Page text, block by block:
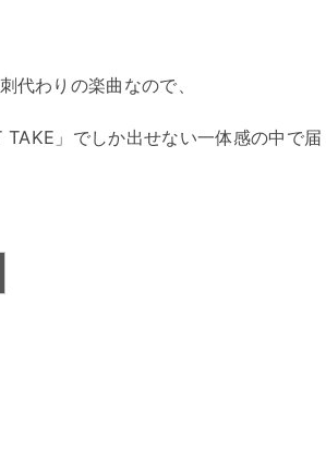
代わりの楽曲なので、
」でしか出せない一体感の中で届